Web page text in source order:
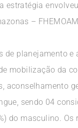
estratégia
–
de planejamento
mobilização da
aconselhamento
sendo 04
do masculino.